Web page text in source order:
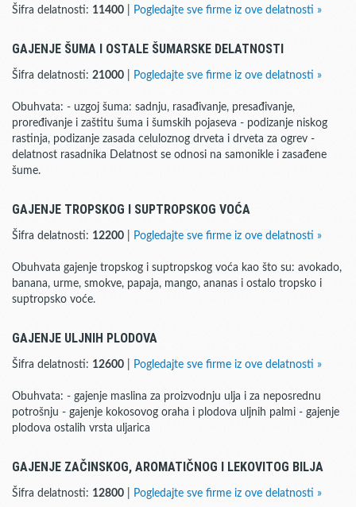
Šifra delatnosti: 11400 Pogledajte sve firme iz ove delatnosti »
GAJENJE ŠUMA I OSTALE ŠUMARSKE DELATNOSTI
Šifra delatnosti: 21000 Pogledajte sve firme iz ove delatnosti »
Obuhvata: - uzgoj šuma: sadnju, rasađivanje, presađivanje,
proređivanje i zaštitu šuma i šumskih pojaseva - podizanje niskog
rastinja, podizanje zasada celuloznog drveta i drveta za ogrev -
delatnost rasadnika Delatnost se odnosi na samonikle i zasađene
šume.
GAJENJE TROPSKOG I SUPTROPSKOG VOĆA
Šifra delatnosti: 12200 Pogledajte sve firme iz ove delatnosti »
Obuhvata gajenje tropskog i suptropskog voća kao što su: avokado,
banana, urme, smokve, papaja, mango, ananas i ostalo tropsko i
suptropsko voće.
GAJENJE ULJNIH PLODOVA
Šifra delatnosti: 12600 Pogledajte sve firme iz ove delatnosti »
Obuhvata: - gajenje maslina za proizvodnju ulja i za neposrednu
potrošnju - gajenje kokosovog oraha i plodova uljnih palmi - gajenje
plodova ostalih vrsta uljarica
GAJENJE ZAČINSKOG, AROMATIČNOG I LEKOVITOG BILJA
Šifra delatnosti: 12800 Pogledajte sve firme iz ove delatnosti »